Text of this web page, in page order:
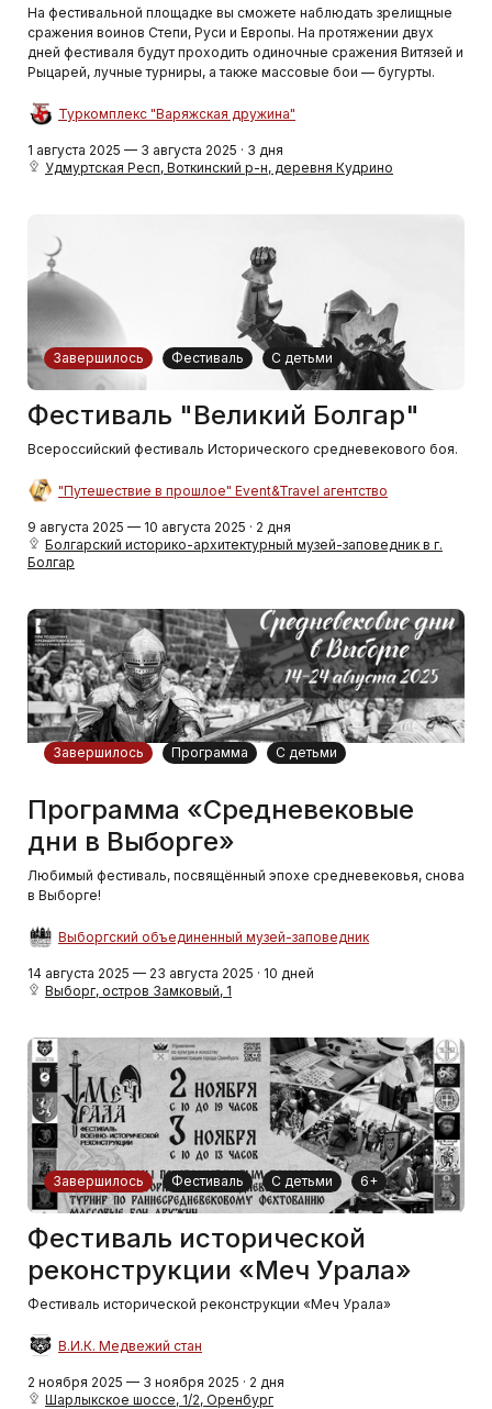
На фестивальной площадке вы сможете наблюдать зрелищные
сражения воинов Степи, Руси и Европы. На протяжении двух
дней фестиваля будут проходить одиночные сражения Витязей и
Рыцарей, лучные турниры, а также массовые бои — бугурты.
Туркомплекс "Варяжская дружина"
1 августа 2025 — 3 августа 2025 · 3 дня
Удмуртская Респ, Воткинский р-н, деревня Кудрино
Завершилось Фестиваль С детьми
Фестиваль "Великий Болгар"
Всероссийский фестиваль Исторического средневекового боя.
"Путешествие в прошлое" Event&Travel агентство
9 августа 2025 — 10 августа 2025 · 2 дня
Болгарский историко-архитектурный музей-заповедник в г.
Болгар
Завершилось Программа С детьми
Программа «Средневековые
дни в Выборге»
Любимый фестиваль, посвящённый эпохе средневековья, снова
в Выборге!
Выборгский объединенный музей-заповедник
14 августа 2025 — 23 августа 2025 · 10 дней
Выборг, остров Замковый, 1
Завершилось Фестиваль С детьми 6+
Фестиваль исторической
реконструкции «Меч Урала»
Фестиваль исторической реконструкции «Меч Урала»
В.И.К. Медвежий стан
2 ноября 2025 — 3 ноября 2025 · 2 дня
Шарлыкское шоссе, 1/2, Оренбург